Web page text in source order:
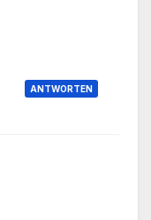
ANTWORTEN